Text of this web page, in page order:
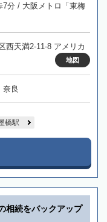
7分 / 大阪メトロ「東梅
西天満2-11-8 アメリカ
地図
奈良
橋駅
相続をバックアップ